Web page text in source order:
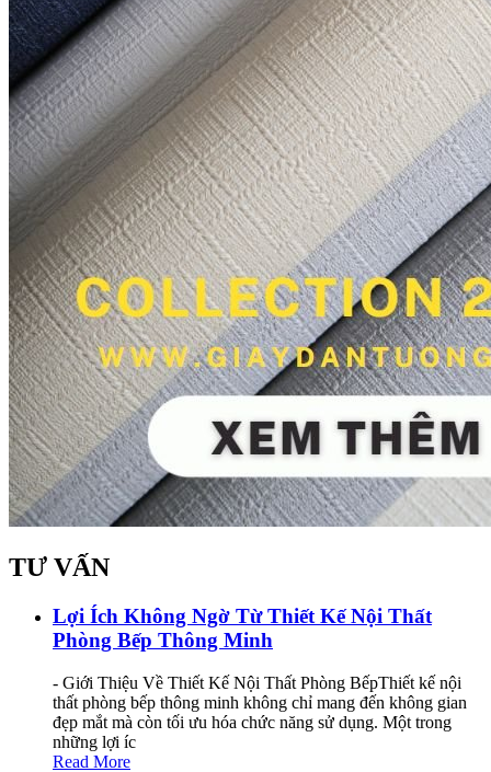
TƯ VẤN
Lợi Ích Không Ngờ Từ Thiết Kế Nội Thất
Phòng Bếp Thông Minh
- Giới Thiệu Về Thiết Kế Nội Thất Phòng BếpThiết kế nội
thất phòng bếp thông minh không chỉ mang đến không gian
đẹp mắt mà còn tối ưu hóa chức năng sử dụng. Một trong
những lợi íc
Read More